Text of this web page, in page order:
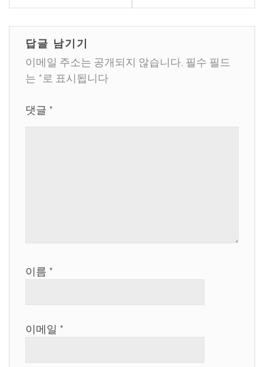
색
답글 남기기
이메일 주소는 공개되지 않습니다. 필수 필드
는 *로 표시됩니다
댓글 *
이름 *
이메일 *